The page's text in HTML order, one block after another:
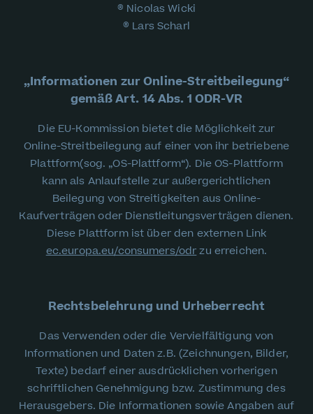
® Nicolas Wicki
® Lars Scharl
„Informationen zur Online-Streitbeilegung“
gemäß Art. 14 Abs. 1 ODR-VR
Die EU-Kommission bietet die Möglichkeit zur
Online-Streitbeilegung auf einer von ihr betriebene
Plattform(sog. „OS-Plattform“). Die OS-Plattform
kann als Anlaufstelle zur außergerichtlichen
Beilegung von Streitigkeiten aus Online-
Kaufverträgen oder Dienstleitungsverträgen dienen.
Diese Plattform ist über den externen Link
ec.europa.eu/consumers/odrzu erreichen.
Rechtsbelehrung und Urheberrecht
Das Verwenden oder die Vervielfältigung von
Informationen und Daten z.B. (Zeichnungen, Bilder,
Texte) bedarf einer ausdrücklichen vorherigen
schriftlichen Genehmigung bzw. Zustimmung des
Herausgebers. Die Informationen sowie Angaben auf